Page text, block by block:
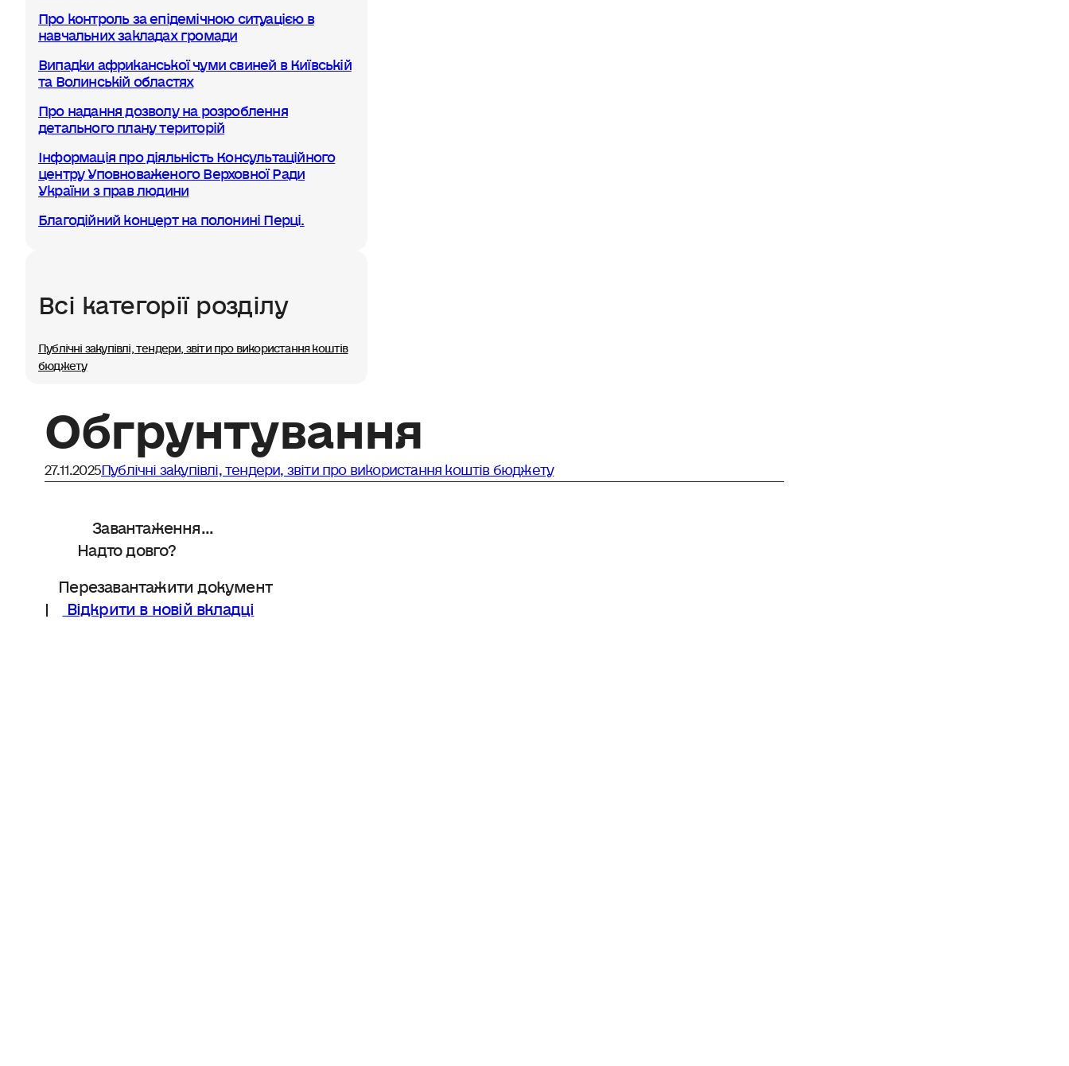
Про контроль за епідемічною ситуацією в
навчальних закладах громади
Випадки африканської чуми свиней в Київській
та Волинській областях
Про надання дозволу на розроблення
детального плану територій
Інформація про діяльність Консультаційного
центру Уповноваженого Верховної Ради
України з прав людини
Благодійний концерт на полонині Перці.
Всі категорії розділу
Публічні закупівлі, тендери, звіти про використання коштів
бюджету
Обгрунтування
27.11.2025Публічні закупівлі, тендери, звіти про використання коштів бюджету
Завантаження...
Надто довго?
Перезавантажити документ
| Відкрити в новій вкладці